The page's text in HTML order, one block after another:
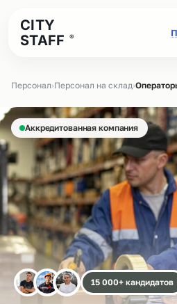
CITY
STAFF
®
Персонал›Персонал на склад›
Аккредитованная компания
15 000+ кандидатов